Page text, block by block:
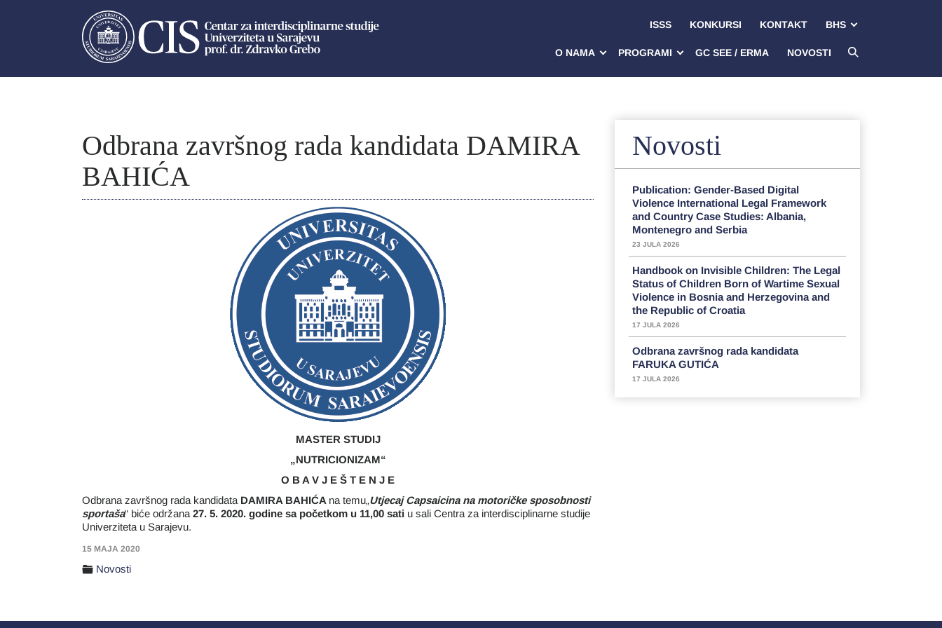
ISSS KONKURSI KONTAKT BHS
O NAMA PROGRAMI GC SEE / ERMA NOVOSTI
Odbrana završnog rada kandidata DAMIRA
BAHIĆA
MASTER STUDIJ
„NUTRICIONIZAM“
O B A V J E Š T E N J E
Odbrana završnog rada kandidata DAMIRA BAHIĆA na temu„Utjecaj Capsaicina na motoričke sposobnosti
sportaša“ biće održana 27. 5. 2020. godine sa početkom u 11,00 sati u sali Centra za interdisciplinarne studije
Univerziteta u Sarajevu.
15 MAJA 2020
Novosti
Novosti
Publication: Gender-Based Digital
Violence International Legal Framework
and Country Case Studies: Albania,
Montenegro and Serbia
23 JULA 2026
Handbook on Invisible Children: The Legal
Status of Children Born of Wartime Sexual
Violence in Bosnia and Herzegovina and
the Republic of Croatia
17 JULA 2026
Odbrana završnog rada kandidata
FARUKA GUTIĆA
17 JULA 2026